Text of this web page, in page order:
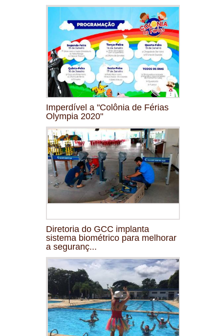
Imperdível a "Colônia de Férias
Olympia 2020"
Diretoria do GCC implanta
sistema biométrico para melhorar
a seguranç...